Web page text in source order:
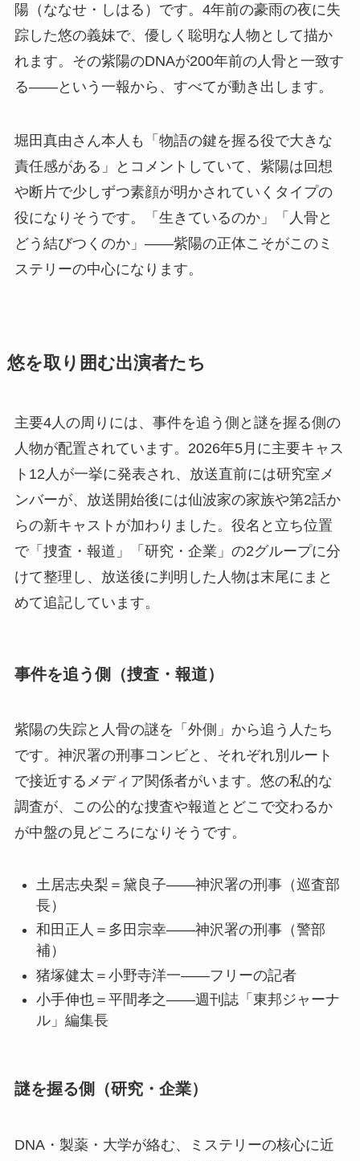
陽（ななせ・しはる）です。4年前の豪雨の夜に失
踪した悠の義妹で、優しく聡明な人物として描か
れます。その紫陽のDNAが200年前の人骨と一致す
る——という一報から、すべてが動き出します。
堀田真由さん本人も「物語の鍵を握る役で大きな
責任感がある」とコメントしていて、紫陽は回想
や断片で少しずつ素顔が明かされていくタイプの
役になりそうです。「生きているのか」「人骨と
どう結びつくのか」——紫陽の正体こそがこのミ
ステリーの中心になります。
悠を取り囲む出演者たち
主要4人の周りには、事件を追う側と謎を握る側の
人物が配置されています。2026年5月に主要キャス
ト12人が一挙に発表され、放送直前には研究室メ
ンバーが、放送開始後には仙波家の家族や第2話か
らの新キャストが加わりました。役名と立ち位置
で「捜査・報道」「研究・企業」の2グループに分
けて整理し、放送後に判明した人物は末尾にまと
めて追記しています。
事件を追う側（捜査・報道）
紫陽の失踪と人骨の謎を「外側」から追う人たち
です。神沢署の刑事コンビと、それぞれ別ルート
で接近するメディア関係者がいます。悠の私的な
調査が、この公的な捜査や報道とどこで交わるか
が中盤の見どころになりそうです。
土居志央梨＝黛良子——神沢署の刑事（巡査部
長）
和田正人＝多田宗幸——神沢署の刑事（警部
補）
猪塚健太＝小野寺洋一——フリーの記者
小手伸也＝平間孝之——週刊誌「東邦ジャーナ
ル」編集長
謎を握る側（研究・企業）
DNA・製薬・大学が絡む、ミステリーの核心に近